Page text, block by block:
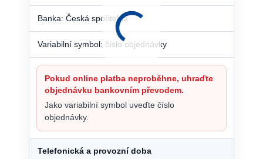
Banka: Česká spořitelna
Variabilní symbol: číslo objednávky
Pokud online platba neproběhne, uhraďte
objednávku bankovním převodem.
Jako variabilní symbol uveďte číslo
objednávky.
Telefonická a provozní doba